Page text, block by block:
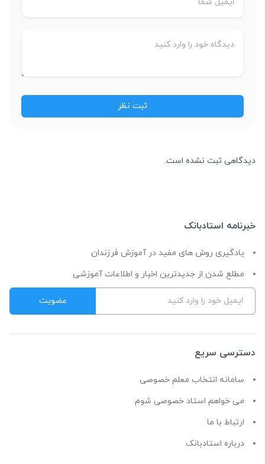
دیدگاهی ثبت نشده است.
خبرنامه استادبانک
یادگیری روش های مفید در آموزش فرزندان
مطلع شدن از جدیدترین اخبار و اطلاعات آموزشی
دسترسی سریع
سامانه انتخاب معلم خصوصی
می خواهم استاد خصوصی شوم
ارتباط با ما
درباره استادبانک